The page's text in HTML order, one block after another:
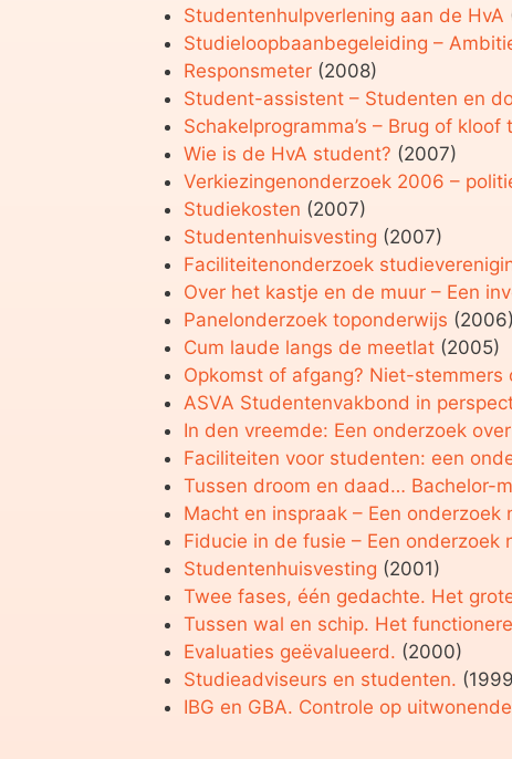
Studentenhulpverlening aan de HvA
Studieloopbaanbegeleiding –
Responsmeter(2008)
Student-assistent – Studenten en
Schakelprogramma’s – Brug of
Wie is de HvA student? (2007)
Verkiezingenonderzoek 2006 –
Studiekosten (2007)
Studentenhuisvesting (2007)
Faciliteitenonderzoek
Over het kastje en de muur – Een
Panelonderzoek toponderwijs (2006)
Cum laude langs de meetlat(2005)
Opkomst of afgang? Niet-
ASVA Studentenvakbond in
In den vreemde: Een onderzoek
Faciliteiten voor studenten: een
Tussen droom en daad… Bachelor-
Macht en inspraak – Een
Fiducie in de fusie – Een onderzoek
Studentenhuisvesting (2001)
Twee fases, één gedachte. Het
Tussen wal en schip. Het
Evaluaties geëvalueerd. (2000)
Studieadviseurs en studenten.
IBG en GBA. Controle op